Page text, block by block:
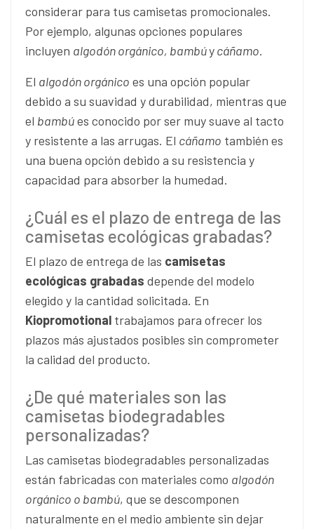
considerar para tus camisetas promocionales.
Por ejemplo, algunas opciones populares
incluyen algodón orgánico, bambúycáñamo.
El algodón orgánico es una opción popular
debido a su suavidad y durabilidad, mientras que
el bambúes conocido por ser muy suave al tacto
y resistente a las arrugas. El cáñamo también es
una buena opción debido a su resistencia y
capacidad para absorber la humedad.
¿Cuál es el plazo de entrega de las
camisetas ecológicas grabadas?
El plazo de entrega de las camisetas
ecológicas grabadas depende del modelo
elegido y la cantidad solicitada. En
Kiopromotional trabajamos para ofrecer los
plazos más ajustados posibles sin comprometer
la calidad del producto.
¿De qué materiales son las
camisetas biodegradables
personalizadas?
Las camisetas biodegradables personalizadas
están fabricadas con materiales como algodón
orgánico o bambú, que se descomponen
naturalmente en el medio ambiente sin dejar